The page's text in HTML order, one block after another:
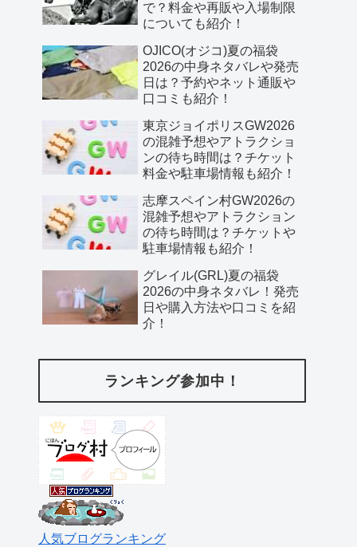
で？料金や再販や入場制限
についても紹介！
OJICO(オジコ)夏の福袋
2026の中身ネタバレや発売
日は？予約やネット通販や
口コミも紹介！
東京ジョイポリスGW2026
の混雑予想やアトラクショ
ンの待ち時間は？チケット
料金や駐車場情報も紹介！
志摩スペイン村GW2026の
混雑予想やアトラクション
の待ち時間は？チケットや
駐車場情報も紹介！
グレイル(GRL)夏の福袋
2026の中身ネタバレ！発売
日や購入方法や口コミを紹
介！
ランキング参加中！
人気ブログランキング